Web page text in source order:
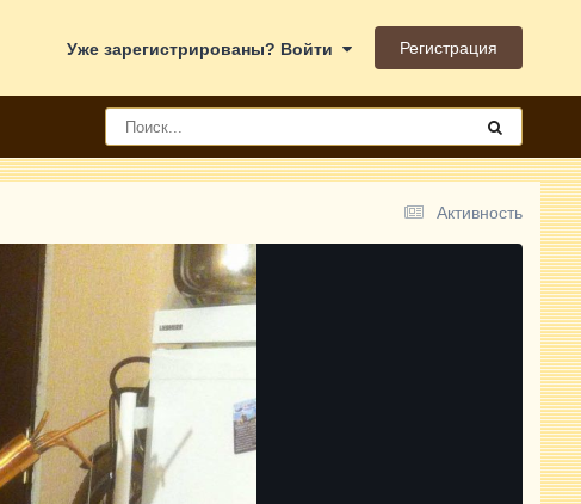
Уже зарегистрированы? Войти Регистрация
Активность